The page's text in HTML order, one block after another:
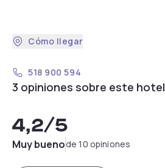
Cómo llegar
518 900 594
3 opiniones sobre este hotel
4,2/5
Muy buenode 10 opiniones